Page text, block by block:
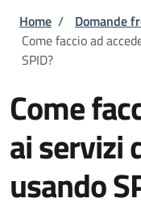
Briciole di
Home / Domande
Come faccio ad
SPID?
Come
ai servizi
usando